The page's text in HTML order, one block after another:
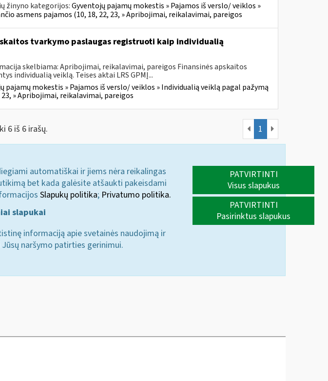
žinyno kategorijos:Gyventojų pajamų mokestis » Pajamos iš verslo/ veiklos »
asmens pajamos (10, 18, 22, 23, » Apribojimai, reikalavimai, pareigos
tvarkymo paslaugas registruoti kaip individualią
skelbiama: Apribojimai, reikalavimai, pareigos Finansinės apskaitos
individualią veiklą. Teises aktai LRS GPMĮ...
pajamų mokestis » Pajamos iš verslo/ veiklos » Individualią veiklą pagal pažymą
» Apribojimai, reikalavimai, pareigos
6 iš 6 irašų. 1
automatiškai ir jiems nėra reikalingas
bet kada galėsite atšaukti pakeisdami
Slapukų politika; Privatumo politika.
slapukai
informaciją apie svetainės naudojimą ir
naršymo patirties gerinimui.
PATVIRTINTI
Visus slapukus
PATVIRTINTI
Pasirinktus slapukus